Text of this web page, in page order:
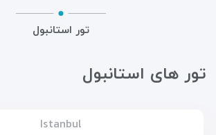
تور استانبول
تور های استانبول
Istanbul